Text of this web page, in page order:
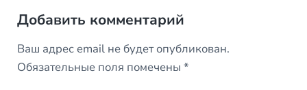
Добавить комментарий
Ваш адрес email не будет опубликован.
Обязательные поля помечены *